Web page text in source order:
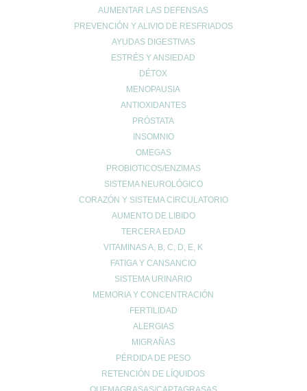
AUMENTAR LAS DEFENSAS
PREVENCIÓN Y ALIVIO DE RESFRIADOS
AYUDAS DIGESTIVAS
ESTRÉS Y ANSIEDAD
DÉTOX
MENOPAUSIA
ANTIOXIDANTES
PRÓSTATA
INSOMNIO
OMEGAS
PROBIOTICOS/ENZIMAS
SISTEMA NEUROLÓGICO
CORAZÓN Y SISTEMA CIRCULATORIO
AUMENTO DE LIBIDO
TERCERA EDAD
VITAMINAS A, B, C, D, E, K
FATIGA Y CANSANCIO
SISTEMA URINARIO
MEMORIA Y CONCENTRACIÓN
FERTILIDAD
ALERGIAS
MIGRAÑAS
PÉRDIDA DE PESO
RETENCIÓN DE LÍQUIDOS
Cuidado Cardiovascular
Cuidado de las articulaciones